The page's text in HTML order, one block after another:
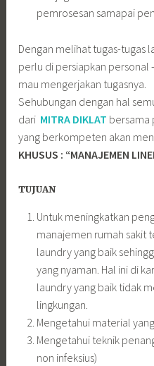
pemrosesan samapai
Dengan melihat tugas-tugas
perlu di persiapkan personal
mau mengerjakan tugasnya.
Sehubungan dengan hal
dari MITRA DIKLAT bersama
yang berkompeten akan
KHUSUS : “MANAJEMEN
TUJUAN
Untuk meningkatkan
manajemen rumah sakit
laundry yang baik
yang nyaman. Hal ini di
laundry yang baik tidak
lingkungan.
Mengetahui material
Mengetahui teknik
non infeksius)